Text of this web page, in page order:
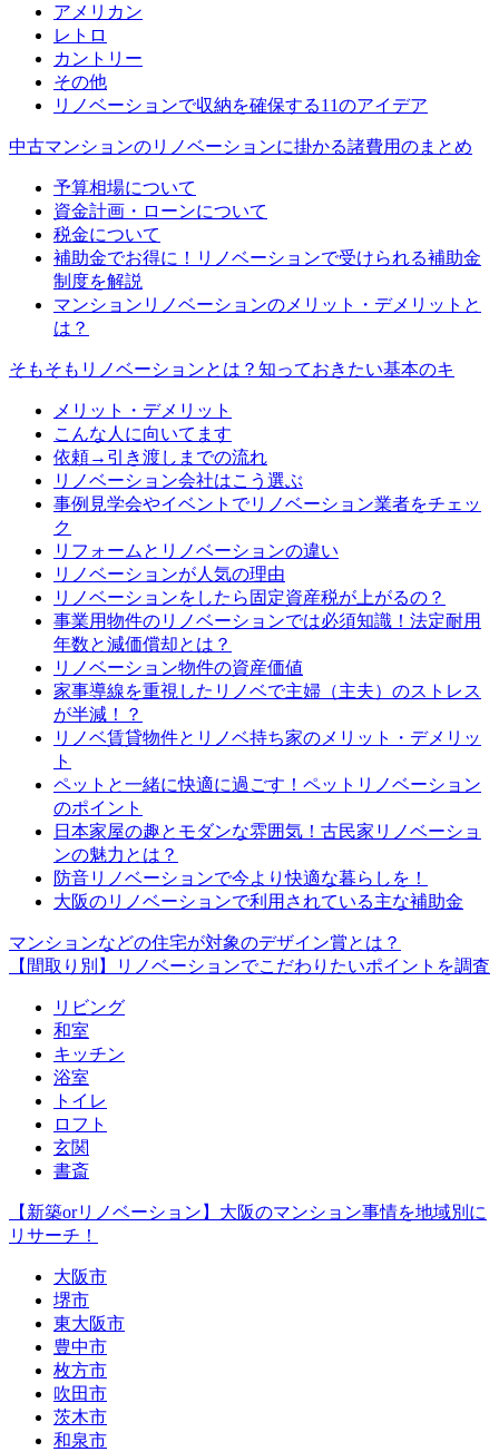
アメリカン
レトロ
カントリー
その他
リノベーションで収納を確保する11のアイデア
中古マンションのリノベーションに掛かる諸費用のまとめ
予算相場について
資金計画・ローンについて
税金について
補助金でお得に！リノベーションで受けられる補助金
制度を解説
マンションリノベーションのメリット・デメリットと
は？
そもそもリノベーションとは？知っておきたい基本のキ
メリット・デメリット
こんな人に向いてます
依頼→引き渡しまでの流れ
リノベーション会社はこう選ぶ
事例見学会やイベントでリノベーション業者をチェッ
ク
リフォームとリノベーションの違い
リノベーションが人気の理由
リノベーションをしたら固定資産税が上がるの？
事業用物件のリノベーションでは必須知識！法定耐用
年数と減価償却とは？
リノベーション物件の資産価値
家事導線を重視したリノベで主婦（主夫）のストレス
が半減！？
リノベ賃貸物件とリノベ持ち家のメリット・デメリッ
ト
ペットと一緒に快適に過ごす！ペットリノベーション
のポイント
日本家屋の趣とモダンな雰囲気！古民家リノベーショ
ンの魅力とは？
防音リノベーションで今より快適な暮らしを！
大阪のリノベーションで利用されている主な補助金
マンションなどの住宅が対象のデザイン賞とは？
【間取り別】リノベーションでこだわりたいポイントを調査
リビング
和室
キッチン
浴室
トイレ
ロフト
玄関
書斎
【新築orリノベーション】大阪のマンション事情を地域別に
リサーチ！
大阪市
堺市
東大阪市
豊中市
枚方市
吹田市
茨木市
和泉市